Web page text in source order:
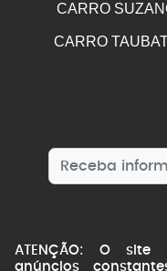
CARRO
CARRO
ATENÇÃO: O
anúncios